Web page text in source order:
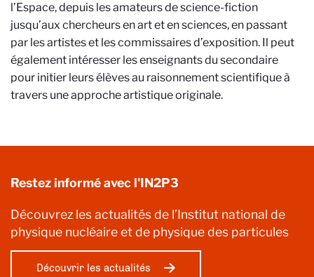
l’Espace, depuis les amateurs de science-fiction
jusqu’aux chercheurs en art et en sciences, en passant
par les artistes et les commissaires d’exposition. Il peut
également intéresser les enseignants du secondaire
pour initier leurs élèves au raisonnement scientifique à
travers une approche artistique originale.
Restez informé avec l'IN2P3
Découvrez les actualités de l’Institut national de
physique nucléaire et de physique des particules
Découvrir les actualités